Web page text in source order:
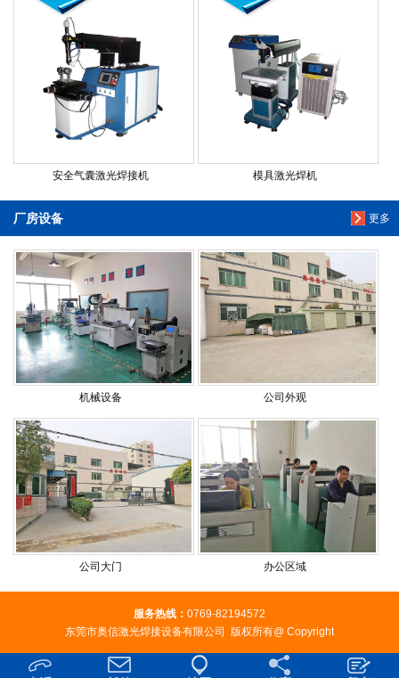
安全气囊激光焊接机 模具激光焊机
更多
厂房设备
机械设备 公司外观
公司大门 办公区域
服务热线： 0769-82194572
东莞市奥信激光焊接设备有限公司 版权所有@ Copyright